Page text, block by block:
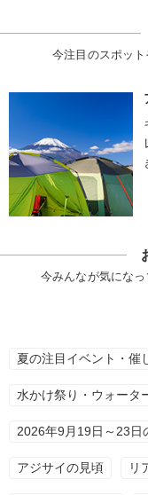
今注目のスポッ
今みんなが気にな
夏の注目イベント・催
水かけ祭り・ウォータ
2026年9月19日～23日
アジサイの見頃 リ